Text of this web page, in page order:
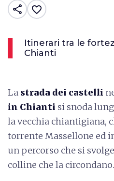
share favorite_border
Itinerari tra le
Chianti
La strada dei castelli
in Chianti si snoda
la vecchia chiantigiana,
torrente Massellone ed
un percorso che si
colline che la circondano.